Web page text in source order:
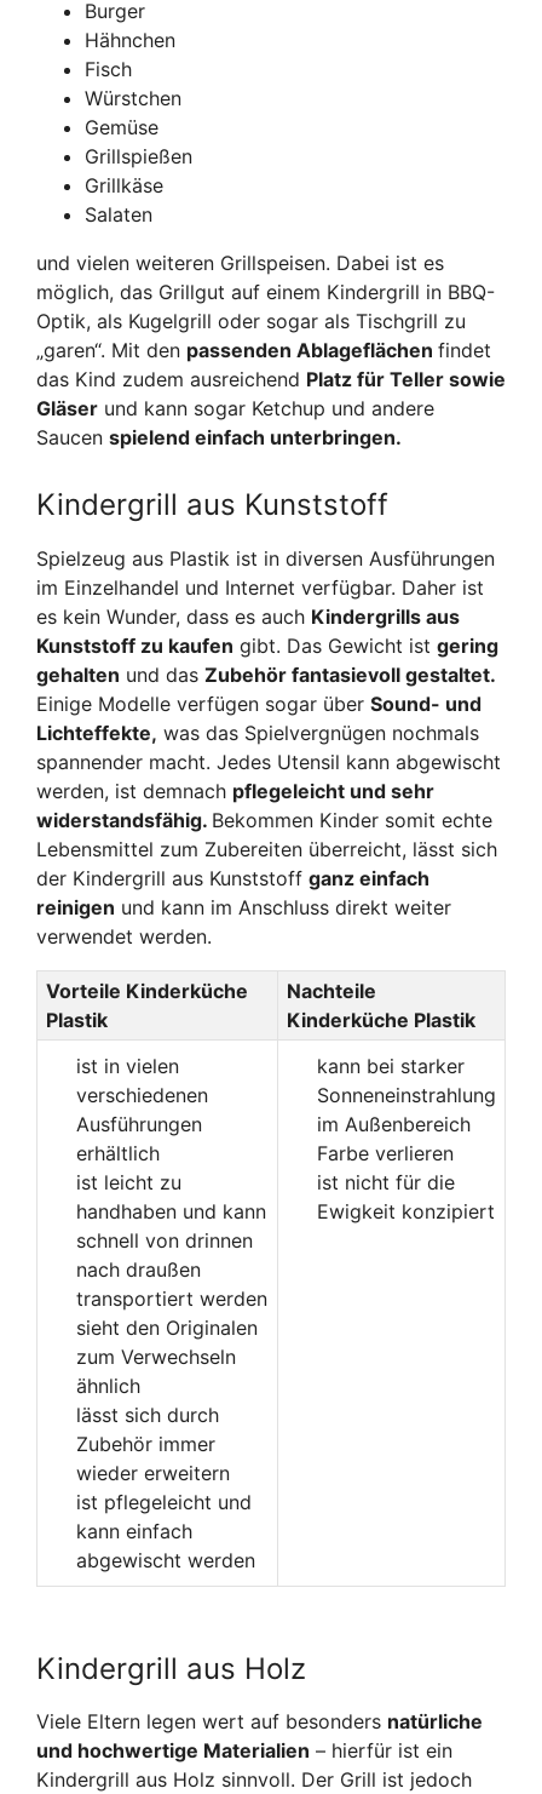
Burger
Hähnchen
Fisch
Würstchen
Gemüse
Grillspießen
Grillkäse
Salaten
und vielen weiteren Grillspeisen. Dabei ist es
möglich, das Grillgut auf einem Kindergrill in BBQ-
Optik, als Kugelgrill oder sogar als Tischgrill zu
„garen“. Mit den passenden Ablageflächen findet
das Kind zudem ausreichend Platz für Teller sowie
Gläser und kann sogar Ketchup und andere
Saucen spielend einfach unterbringen.
Kindergrill aus Kunststoff
Spielzeug aus Plastik ist in diversen Ausführungen
im Einzelhandel und Internet verfügbar. Daher ist
es kein Wunder, dass es auch Kindergrills aus
Kunststoff zu kaufen gibt. Das Gewicht ist gering
gehalten und das Zubehör fantasievoll gestaltet.
Einige Modelle verfügen sogar über Sound- und
Lichteffekte, was das Spielvergnügen nochmals
spannender macht. Jedes Utensil kann abgewischt
werden, ist demnach pflegeleicht und sehr
widerstandsfähig. Bekommen Kinder somit echte
Lebensmittel zum Zubereiten überreicht, lässt sich
der Kindergrill aus Kunststoff ganz einfach
reinigen und kann im Anschluss direkt weiter
verwendet werden.
Vorteile Kinderküche
Plastik
Nachteile
Kinderküche Plastik
ist in vielen
verschiedenen
Ausführungen
erhältlich
ist leicht zu
handhaben und kann
schnell von drinnen
nach draußen
transportiert werden
sieht den Originalen
zum Verwechseln
ähnlich
lässt sich durch
Zubehör immer
wieder erweitern
ist pflegeleicht und
kann einfach
abgewischt werden
kann bei starker
Sonneneinstrahlung
im Außenbereich
Farbe verlieren
ist nicht für die
Ewigkeit konzipiert
Kindergrill aus Holz
Viele Eltern legen wert auf besonders natürliche
und hochwertige Materialien – hierfür ist ein
Kindergrill aus Holz sinnvoll. Der Grill ist jedoch